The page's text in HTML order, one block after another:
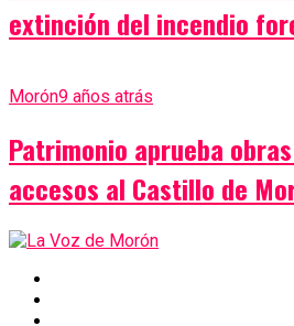
extinción del incendio
Morón9 años atrás
Patrimonio aprueba
accesos al Castillo de